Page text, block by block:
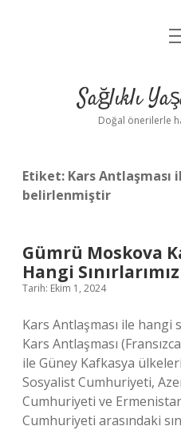
Yasal
Sağlıklı
Doğal önerilerle
Etiket: Kars Antlaşması
belirlenmiştir
Gümrü Moskova
Hangi
Tarih: Ekim 1, 2024
Kars Antlaşması ile hangi
Kars Antlaşması
ile Güney Kafkasya
Sosyalist Cumhuriyeti,
Cumhuriyeti ve
Cumhuriyeti arasındaki